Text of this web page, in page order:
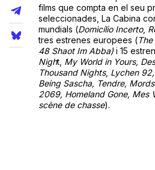
Llocs
films que compta en el seu
seleccionades, La Cabina
mundials (Domicílio Incerto,
tres estrenes europees (The
48 Shaot Im Abba)i 15
Night, My World in Yours,
Thousand Nights, Lychen 92,
Being Sascha, Tendre,
2069, Homeland Gone, Mes
scène de chasse).